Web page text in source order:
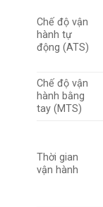
Chế độ vận
hành tự
động (ATS)
Chế độ vận
hành bằng
tay (MTS)
Thời gian
vận hành